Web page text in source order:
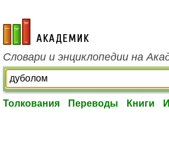
academic.ru
Словари и энциклопедии на
Толкования Переводы Книги